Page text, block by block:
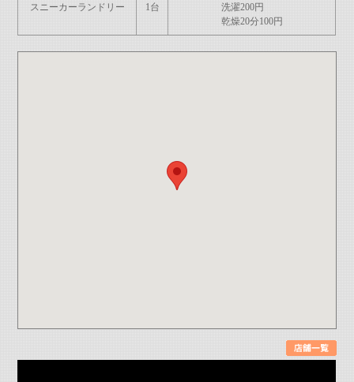
スニーカーランドリー 1台
洗濯200円
乾燥20分100円